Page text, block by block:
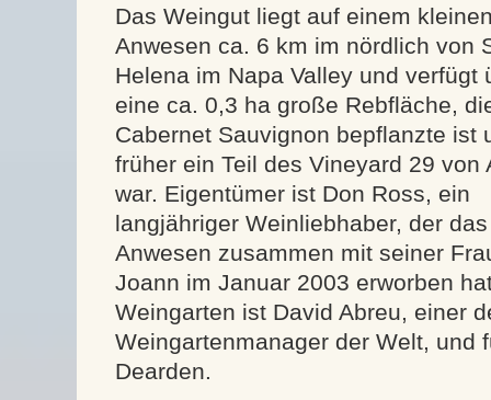
Das Weingut liegt auf einem
Anwesen ca. 6 km im nördlich von
Helena im Napa Valley und verfügt
eine ca. 0,3 ha große Rebfläche,
Cabernet Sauvignon bepflanzte ist
früher ein Teil des Vineyard 29 von
war. Eigentümer ist Don Ross, ein
langjähriger Weinliebhaber, der das
Anwesen zusammen mit seiner
Joann im Januar 2003 erworben
Weingarten ist David Abreu, einer
Weingartenmanager der Welt, und
Dearden.